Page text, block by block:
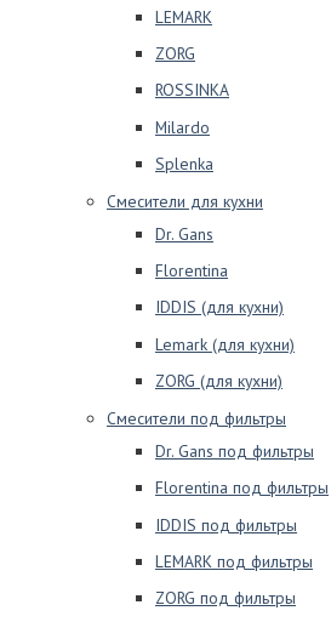
LEMARK
ZORG
ROSSINKA
Milardo
Splenka
Смесители для кухни
Dr. Gans
Florentina
IDDIS (для кухни)
Lemark (для кухни)
ZORG (для кухни)
Смесители под фильтры
Dr. Gans под фильтры
Florentina под фильтры
IDDIS под фильтры
LEMARK под фильтры
ZORG под фильтры